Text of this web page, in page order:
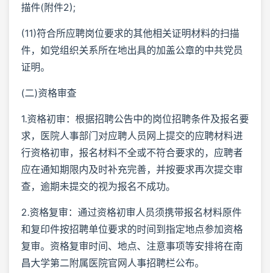
描件(附件2);
(11)符合所应聘岗位要求的其他相关证明材料的扫描
件，如党组织关系所在地出具的加盖公章的中共党员
证明。
(二)资格审查
1.资格初审：根据招聘公告中的岗位招聘条件及报名要
求，医院人事部门对应聘人员网上提交的应聘材料进
行资格初审，报名材料不全或不符合要求的，应聘者
应在通知期限内及时补充完善，并按要求再次提交审
查，逾期未提交的视为报名不成功。
2.资格复审：通过资格初审人员须携带报名材料原件
和复印件按招聘单位要求的时间到指定地点参加资格
复审。资格复审时间、地点、注意事项等安排将在南
昌大学第二附属医院官网人事招聘栏公布。